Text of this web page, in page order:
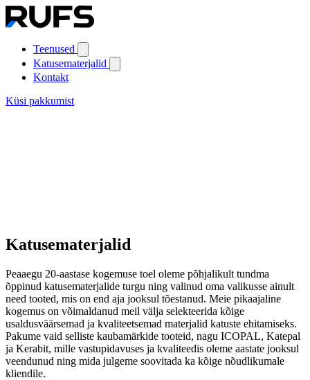
Teenused
Katusematerjalid
Kontakt
Küsi pakkumist
Katusematerjalid
Peaaegu 20-aastase kogemuse toel oleme põhjalikult tundma
õppinud katusematerjalide turgu ning valinud oma valikusse ainult
need tooted, mis on end aja jooksul tõestanud. Meie pikaajaline
kogemus on võimaldanud meil välja selekteerida kõige
usaldusväärsemad ja kvaliteetsemad materjalid katuste ehitamiseks.
Pakume vaid selliste kaubamärkide tooteid, nagu ICOPAL, Katepal
ja Kerabit, mille vastupidavuses ja kvaliteedis oleme aastate jooksul
veendunud ning mida julgeme soovitada ka kõige nõudlikumale
kliendile.